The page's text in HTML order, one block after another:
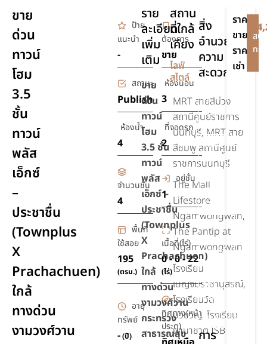
ขาย
ด่วน
ทาวน์
โฮม
3.5
ชั้น
ทาวน์
พลัส
เอ็กซ์
–
ประชาชื่น
(Townplus
X
Prachachuen)
ใกล้
ทางด่วน
งามวงศ์วาน
ป้าย
แนะนำ
-
ต้องการ
ขาย
สถานะ
Publish
ห้องนอน
3
ห้องน้ำ
4
ที่จอดรถ
2
จำนวนชั้น
4
อยู่ชั้น
1
พื้นที่
ใช้สอย
195
(ตรม.)
เนื้อที่(ไร่)
0 - 0 - 22
(ไร่)
อายุ
ทรัพย์
-(ปี)
ทิศทาง(หน้า
ประตู)
ราย
ละเอียด
เพิ่ม
เติม
ขาย
ด่วน
ทาวน์
โฮม
3.5 ชั้น
ทาวน์
พลัส
เอ็กซ์ –
ประชาชื่น
(Townplus
X
Prachachuen)
ใกล้
ทางด่วน
งามวงศ์วาน
กระทรวง
สาธารณสุข
สถาน
ที่ใกล้
เคียง
ไลฟ์
สไตล์
MRT สายสีม่วง
สถานีศูนย์ราชการ
นนทบุรี, MRT สาย
สีชมพู สถานีศูนย์
ราชการนนทบุรี
The Mall
Lifestore
Ngamwongwan,
The Pantip at
Ngamwongwan
โรงเรียน
เบญจมราชานุสรณ์,
โรงเรียนวัด
บัวขวัญ, โรงเรียน
นานาชาติ ISB
สิ่ง
อำนวย
ความ
สะดวก
สระ
ว่าย
น้ำ
เครื่อง
ปรับ
อากาศ
เตียง
นอน
รักษา
ความ
ปลอดภัย
24 ชม.
ชุด
สุขภัณฑ์
ยิม,ฟิตเนส
การ
ราคา
ขาย
฿
ราคา
เช่า
สน
ทรั